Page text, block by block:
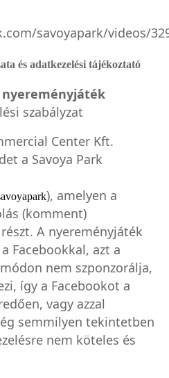
savoyapark/videos/
és adatkezelési tájékoztató
nyereményjáték
szabályzat
Center Kft.
a Savoya Park
), amelyen a
(komment)
A nyereményjáték
Facebookkal, azt a
nem szponzorálja,
így a Facebookot a
vagy azzal
semmilyen tekintetben
nem köteles és